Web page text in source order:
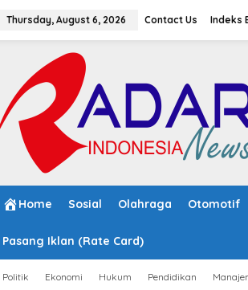
Thursday, August 6, 2026 Contact Us Indeks
Home Sosial Olahraga Otomotif
Pasang Iklan (Rate Card)
Politik Ekonomi Hukum Pendidikan